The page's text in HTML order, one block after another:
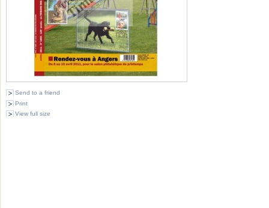
Send to a friend
Print
View full size